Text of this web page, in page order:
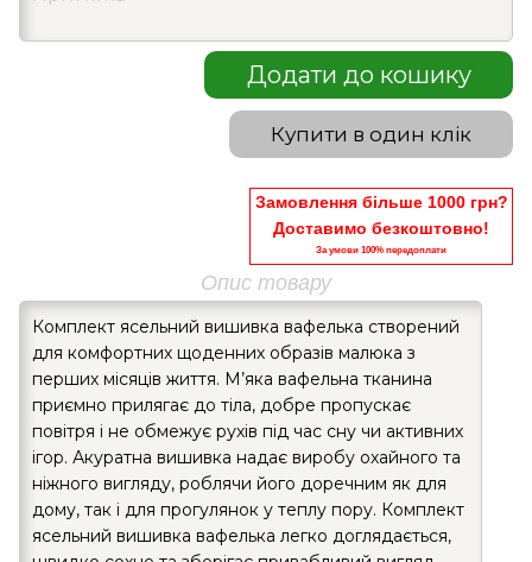
Додати до кошику
Купити в один клік
Замовлення більше 1000 грн?
Доставимо безкоштовно!
За умови 100% передоплати
Опис товару
Комплект ясельний вишивка вафелька створений
для комфортних щоденних образів малюка з
перших місяців життя. М’яка вафельна тканина
приємно прилягає до тіла, добре пропускає
повітря і не обмежує рухів під час сну чи активних
ігор. Акуратна вишивка надає виробу охайного та
ніжного вигляду, роблячи його доречним як для
дому, так і для прогулянок у теплу пору. Комплект
ясельний вишивка вафелька легко доглядається,